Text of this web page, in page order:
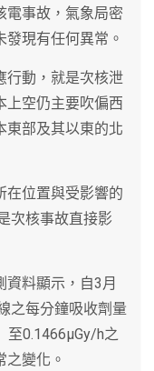
電事故，氣象局密
現有任何異常。
行動，就是次核泄
上空仍主要吹偏西
東部及其以東的北
在位置與受影響的
次核事故直接影
料顯示，自3月
之每分鐘吸收劑量
至0.1466μGy/h之
之變化。